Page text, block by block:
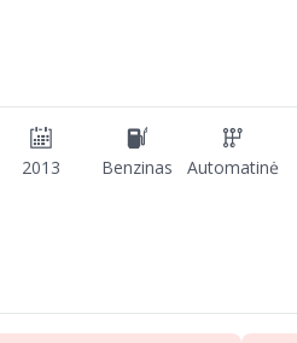
2013 Benzinas Automatinė